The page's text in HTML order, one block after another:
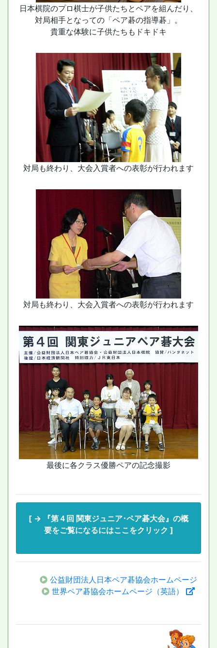
日本棋院のプロ棋士が子供たちとペアを組んだり、
対局相手となっての「ペア碁の指導碁」。
貴重な体験に子供たちもドキドキ
対局も終わり、大会入賞者への表彰が行われます
対局も終わり、大会入賞者への表彰が行われます
最後に各クラス優勝ペアの記念撮影
[ → 『第４回 関東ジュニア･ペア碁大会』の概
要をご覧になるにはここをクリック ]
公益財団法人日本ペア碁協会ホームページ
世界ペア碁協会ホームページ（英語）